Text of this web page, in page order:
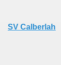
SV Calberlah